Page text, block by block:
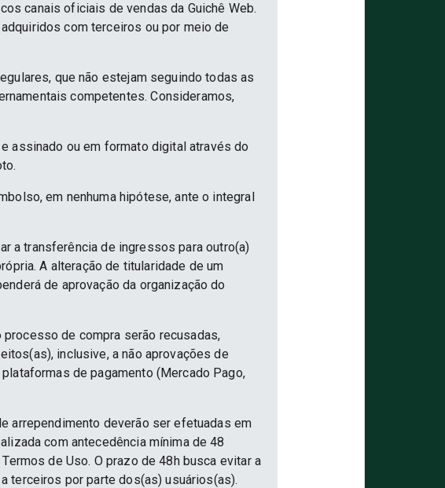
canais oficiais de vendas da Guichê Web.
com terceiros ou por meio de
que não estejam seguindo todas as
competentes. Consideramos,
assinado ou em formato digital através do
em nenhuma hipótese, ante o integral
a transferência de ingressos para outro(a)
A alteração de titularidade de um
de aprovação da organização do
de compra serão recusadas,
inclusive, a não aprovações de
de pagamento (Mercado Pago,
arrependimento deverão ser efetuadas em
com antecedência mínima de 48
de Uso. O prazo de 48h busca evitar a
terceiros por parte dos(as) usuários(as).